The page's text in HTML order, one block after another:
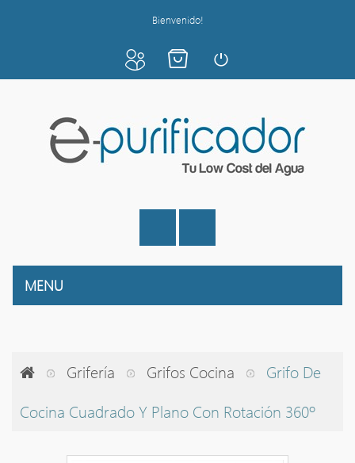
Bienvenido!
MENU
Grifería Grifos Cocina
Grifo De
Cocina Cuadrado Y Plano Con Rotación 360º